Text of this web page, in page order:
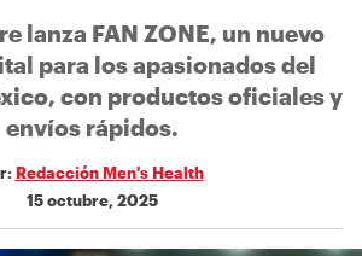
lanza FAN ZONE, un nuevo
para los apasionados del
con productos oficiales y
envíos rápidos.
Redacción Men's Health
15 octubre, 2025